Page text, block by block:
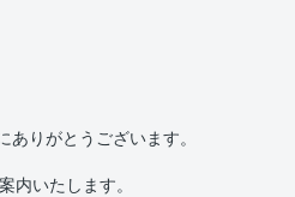
りがとうございます。
内いたします。